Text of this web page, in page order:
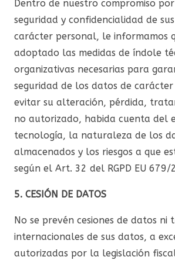
Dentro de nuestro compromiso
seguridad y confidencialidad de
carácter personal, le informamos
adoptado las medidas de índole
organizativas necesarias para
seguridad de los datos de
evitar su alteración, pérdida,
no autorizado, habida cuenta del
tecnología, la naturaleza de los
almacenados y los riesgos a que
según el Art. 32 del RGPD EU 679/
5. CESIÓN DE DATOS
No se prevén cesiones de datos ni
internacionales de sus datos, a
autorizadas por la legislación